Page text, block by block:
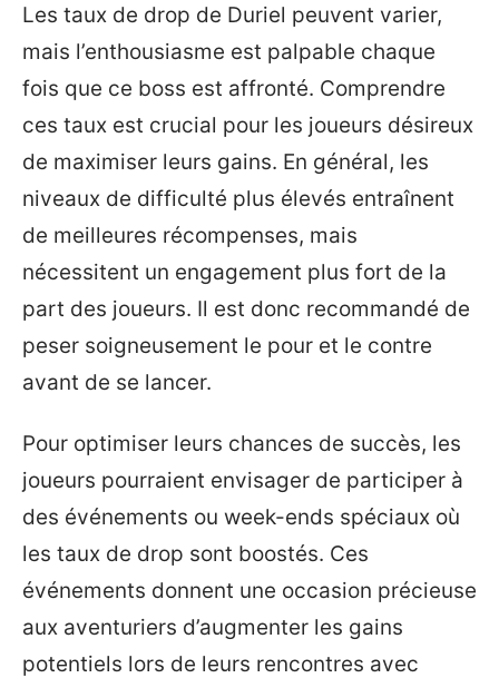
Les taux de drop de Duriel peuvent varier,
mais l’enthousiasme est palpable chaque
fois que ce boss est affronté. Comprendre
ces taux est crucial pour les joueurs désireux
de maximiser leurs gains. En général, les
niveaux de difficulté plus élevés entraînent
de meilleures récompenses, mais
nécessitent un engagement plus fort de la
part des joueurs. Il est donc recommandé de
peser soigneusement le pour et le contre
avant de se lancer.
Pour optimiser leurs chances de succès, les
joueurs pourraient envisager de participer à
des événements ou week-ends spéciaux où
les taux de drop sont boostés. Ces
événements donnent une occasion précieuse
aux aventuriers d’augmenter les gains
potentiels lors de leurs rencontres avec